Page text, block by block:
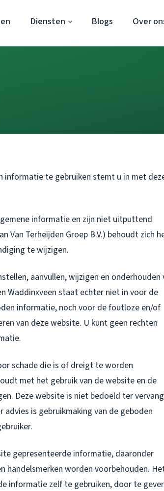
Diensten Blogs Over
informatie te gebruiken stemt u in met
informatie en zijn niet uitputtend
Van Terheijden Groep B.V.) behoudt zich
te wijzigen.
aanvullen, wijzigen en onderhouden
Waddinxveen staat echter niet in voor de
informatie, noch voor de foutloze en/of
van deze website. U kunt geen rechten
schade die is of dreigt te worden
met het gebruik van de website en de
Deze website is niet bedoeld ter
is gebruikmaking van de geboden
gepresenteerde informatie, daaronder
worden voorbehouden.
informatie zelf te gebruiken, door te